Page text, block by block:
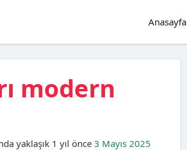
Anasayfa
modern
yaklaşık 1 yıl önce 3 Mayıs 2025